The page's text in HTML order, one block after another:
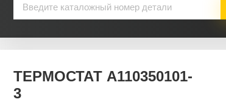
ТЕРМОСТАТ A110350101-
3